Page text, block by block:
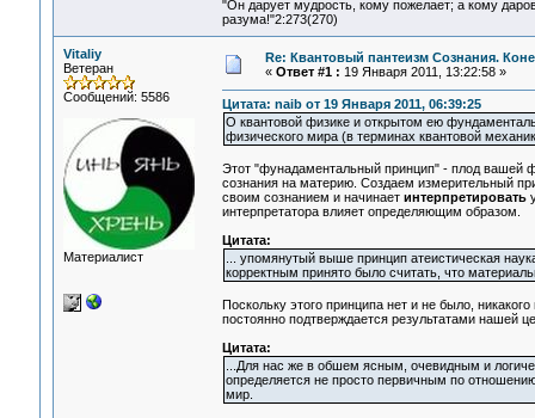
"Он дарует мудрость, кому пожелает; а кому
разума!"2:273(270)
Vitaliy
Ветеран
Сообщений: 5586
Материалист
Re: Квантовый пантеизм Сознания.
« Ответ #1 : 19 Января 2011, 13:22:58 »
Цитата: naib от 19 Января 2011, 06:39:25
О квантовой физике и открытом ею
физического мира (в терминах квантовой
Этот "фунадаментальный принцип" - плод вашей
сознания на материю. Создаем измерительный
своим сознанием и начинает интерпретировать
интерпретатора влияет определяющим образом.
Цитата:
... упомянутый выше принцип атеистическая
корректным принято было считать, что
Поскольку этого принципа нет и не было,
постоянно подтверждается результатами нашей
Цитата:
...Для нас же в обшем ясным, очевидным и
определяется не просто первичным по
мир.